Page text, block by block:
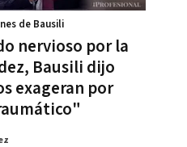
nervioso por la
Bausili dijo
exageran por
de Bausili